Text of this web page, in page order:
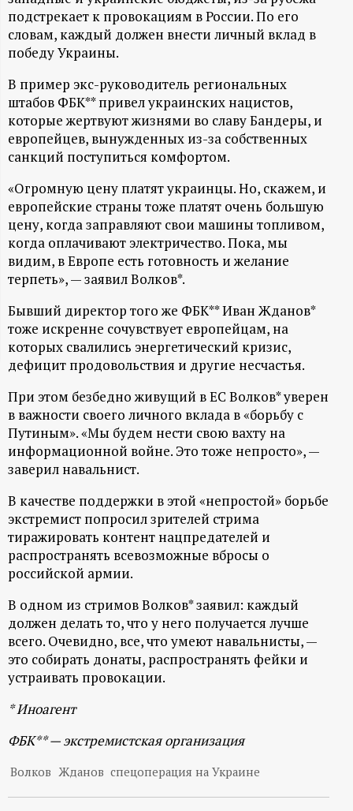
Н
-
и
н
ф
о
р
м
а
ц
и
о
н
н
ы
й
п
о
р
а
подстрекает к провокациям в России. По его
словам, каждый должен внести личный вклад в
победу Украины.
В пример экс-руководитель региональных
штабов ФБК** привел украинских нацистов,
которые жертвуют жизнями во славу Бандеры, и
европейцев, вынужденных из-за собственных
санкций поступиться комфортом.
«Огромную цену платят украинцы. Но, скажем, и
европейские страны тоже платят очень большую
цену, когда заправляют свои машины топливом,
когда оплачивают электричество. Пока, мы
видим, в Европе есть готовность и желание
терпеть», — заявил Волков*.
Бывший директор того же ФБК** Иван Жданов*
тоже искренне сочувствует европейцам, на
которых свалились энергетический кризис,
дефицит продовольствия и другие несчастья.
При этом безбедно живущий в ЕС Волков* уверен
в важности своего личного вклада в «борьбу с
Путиным». «Мы будем нести свою вахту на
информационной войне. Это тоже непросто», —
заверил навальнист.
В качестве поддержки в этой «непростой» борьбе
экстремист попросил зрителей стрима
тиражировать контент нацпредателей и
распространять всевозможные вбросы о
российской армии.
В одном из стримов Волков* заявил: каждый
должен делать то, что у него получается лучше
всего. Очевидно, все, что умеют навальнисты, —
это собирать донаты, распространять фейки и
устраивать провокации.
* Иноагент
ФБК** — экстремистская организация
Волков Жданов спецоперация на Украине